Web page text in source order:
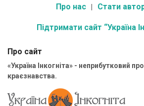
Про нас Стати
Підтримати сайт “Україна
Про сайт
«Україна Інкогніта» - неприбутковий
краєзнавства.